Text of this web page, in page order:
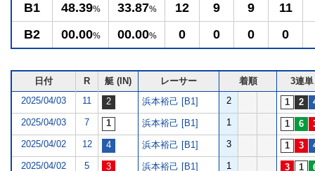
B1
48.39% 33.87% 12 9 9
11
B2
00.00% 00.00% 0 0 0 0
日付 R 艇 (IN) レーサー 着順
3連単
2025/04/03
11 浜本裕己 [B1] 2
2025/04/03 7 浜本裕己 [B1] 1
2025/04/02 12 浜本裕己 [B1] 3
2025/04/02 5 浜本裕己 [B1] 1